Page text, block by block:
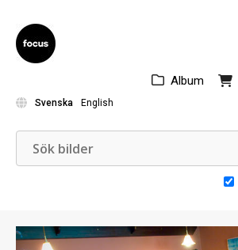
Album
Svenska English